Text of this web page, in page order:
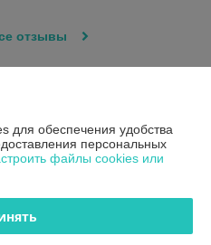
отзывы
обеспечения удобства
персональных
файлы cookies или